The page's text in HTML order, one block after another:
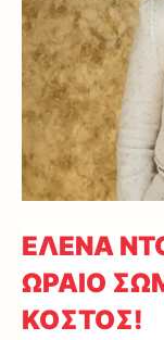
ΕΛΕΝΑ
ΩΡΑΙΟ
ΚΟΣΤΟΣ!